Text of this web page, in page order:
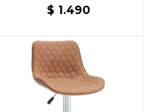
$ 1.490